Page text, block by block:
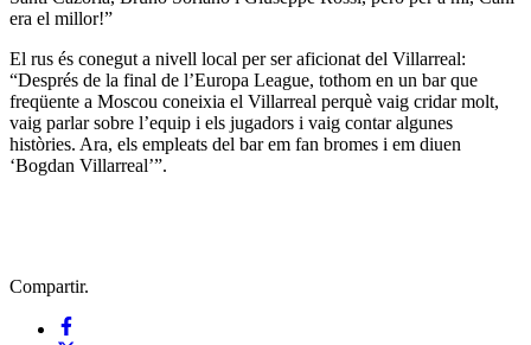
era el millor!”
El rus és conegut a nivell local per ser aficionat del Villarreal:
“Després de la final de l’Europa League, tothom en un bar que
freqüente a Moscou coneixia el Villarreal perquè vaig cridar molt,
vaig parlar sobre l’equip i els jugadors i vaig contar algunes
històries. Ara, els empleats del bar em fan bromes i em diuen
‘Bogdan Villarreal’”.
Compartir.